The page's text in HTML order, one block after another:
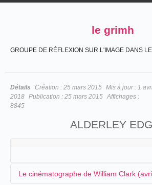
le grimh
GROUPE DE RÉFLEXION SUR L'IMAGE DANS
Détails Création : 25 mars 2015 Mis à jour : 1
2018 Publication : 25 mars 2015 Affichages :
8845
ALDERLEY
Le cinématographe de William Clark